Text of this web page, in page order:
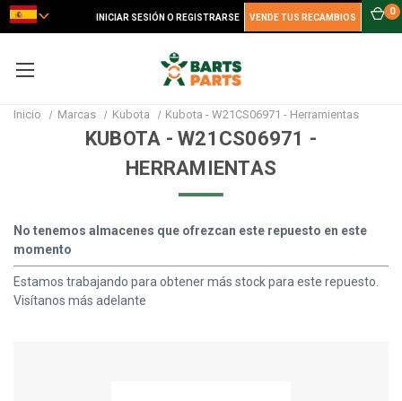
INICIAR SESIÓN O REGISTRARSE VENDE TUS RECAMBIOS
0
Inicio Marcas Kubota Kubota - W21CS06971 - Herramientas
KUBOTA - W21CS06971 -
HERRAMIENTAS
No tenemos almacenes que ofrezcan este repuesto en este
momento
Estamos trabajando para obtener más stock para este repuesto.
Visítanos más adelante